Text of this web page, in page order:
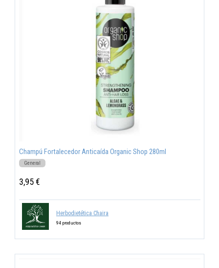
Champú Fortalecedor Anticaída Organic Shop 280ml
General
3,95 €
Herbodietética Chaira
94 productos